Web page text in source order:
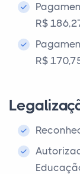
R$
R$